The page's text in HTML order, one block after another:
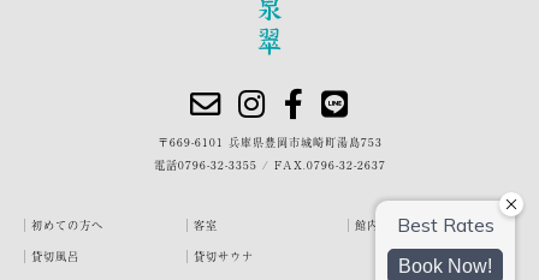
〒669-6101 兵庫県豊岡市城崎町湯島753
電話0796-32-3355 / FAX.0796-32-2637
初めての方へ 客室
館内・施設
貸切風呂
貸切サウナ